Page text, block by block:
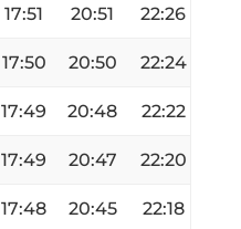
17:51 20:51 22:26
17:50 20:50 22:24
17:49 20:48 22:22
17:49 20:47 22:20
17:48 20:45 22:18